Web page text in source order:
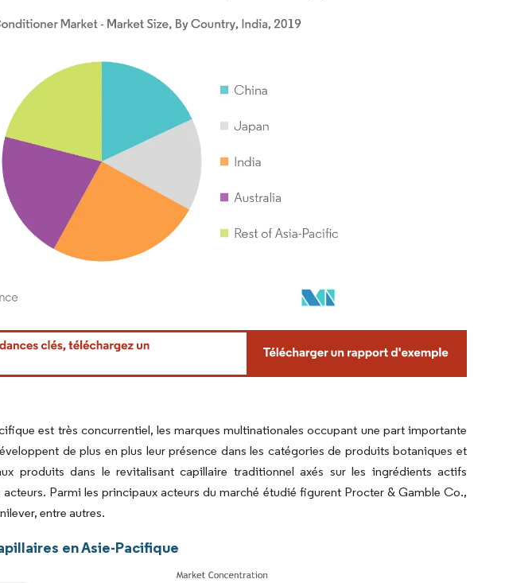
sous CC BY 4.0.
est très concurrentiel, les marques multinationales occupant une part importante
de plus en plus leur présence dans les catégories de produits botaniques et
produits dans le revitalisant capillaire traditionnel axés sur les ingrédients actifs
Parmi les principaux acteurs du marché étudié figurent Procter & Gamble Co.,
entre autres.
en Asie-Pacifique